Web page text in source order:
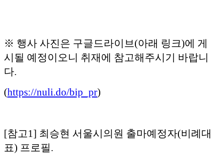
※ 행사 사진은 구글드라이브(아래 링크)에 게
시될 예정이오니 취재에 참고해주시기 바랍니
다.
(https://nuli.do/bip_pr)
[참고1] 최승현 서울시의원 출마예정자(비례대
표) 프로필.